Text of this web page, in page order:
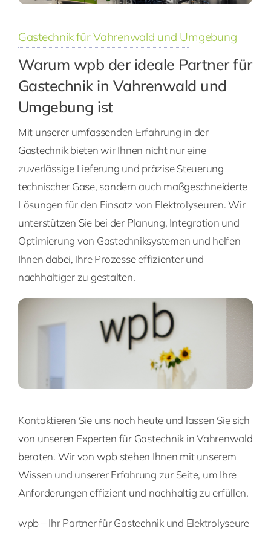
Gastechnik für Vahrenwald und Umgebung
Warum wpb der ideale Partner für
Gastechnik in Vahrenwald und
Umgebung ist
Mit unserer umfassenden Erfahrung in der
Gastechnik bieten wir Ihnen nicht nur eine
zuverlässige Lieferung und präzise Steuerung
technischer Gase, sondern auch maßgeschneiderte
Lösungen für den Einsatz von Elektrolyseuren. Wir
unterstützen Sie bei der Planung, Integration und
Optimierung von Gastechniksystemen und helfen
Ihnen dabei, Ihre Prozesse effizienter und
nachhaltiger zu gestalten.
Kontaktieren Sie uns noch heute und lassen Sie sich
von unseren Experten für Gastechnik in Vahrenwald
beraten. Wir von wpb stehen Ihnen mit unserem
Wissen und unserer Erfahrung zur Seite, um Ihre
Anforderungen effizient und nachhaltig zu erfüllen.
wpb – Ihr Partner für Gastechnik und Elektrolyseure